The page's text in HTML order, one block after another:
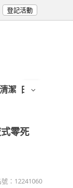
登記活動
潔 日用/紙品
零死
： 12241060